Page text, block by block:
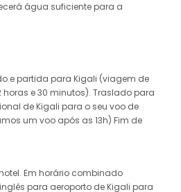
água suficiente para a
e partida para Kigali (viagem de
e 30 minutos). Traslado para
de Kigali para o seu voo de
um voo após as 13h) Fim de
Em horário combinado
para aeroporto de Kigali para